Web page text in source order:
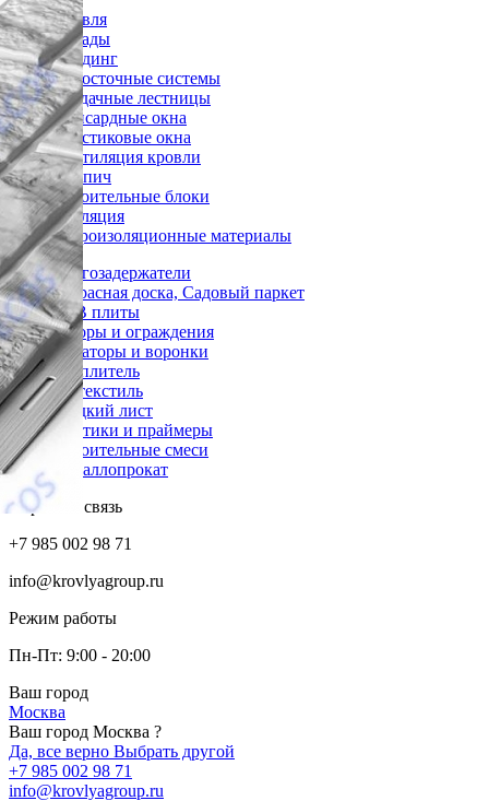
Кровля
Фасады
Сайдинг
Водосточные системы
Чердачные лестницы
Мансардные окна
Пластиковые окна
Вентиляция кровли
Кирпич
Строительные блоки
Изоляция
Гидроизоляционные материалы
Снегозадержатели
Террасная доска, Садовый паркет
OSB плиты
Заборы и ограждения
Аэраторы и воронки
Утеплитель
Геотекстиль
Гладкий лист
Мастики и праймеры
Строительные смеси
Металлопрокат
Обратная связь
+7 985 002 98 71
info@krovlyagroup.ru
Режим работы
Пн-Пт: 9:00 - 20:00
Ваш город
Москва
Ваш город Москва ?
Да, все верно Выбрать другой
+7 985 002 98 71
info@krovlyagroup.ru